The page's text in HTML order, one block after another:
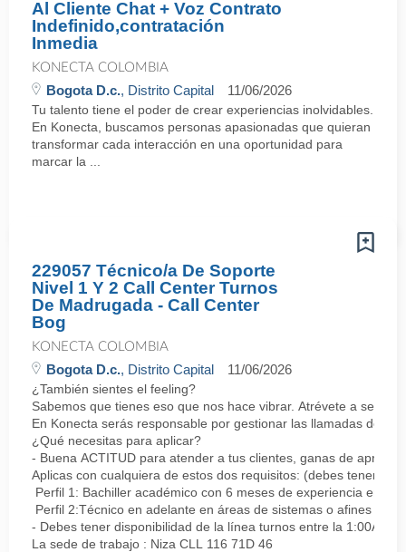
Al Cliente Chat + Voz Contrato
Indefinido,contratación
Inmedia
KONECTA COLOMBIA
Bogota D.c., Distrito Capital 11/06/2026
Tu talento tiene el poder de crear experiencias inolvidables.
En Konecta, buscamos personas apasionadas que quieran
transformar cada interacción en una oportunidad para
marcar la ...
229057 Técnico/a De Soporte
Nivel 1 Y 2 Call Center Turnos
De Madrugada - Call Center
Bog
KONECTA COLOMBIA
Bogota D.c., Distrito Capital 11/06/2026
¿También sientes el feeling?
Sabemos que tienes eso que nos hace vibrar. Atrévete a ser
En Konecta serás responsable por gestionar las llamadas de
¿Qué necesitas para aplicar?
- Buena ACTITUD para atender a tus clientes, ganas de
Aplicas con cualquiera de estos dos requisitos: (debes tener
Perfil 1: Bachiller académico con 6 meses de experiencia en
Perfil 2:Técnico en adelante en áreas de sistemas o afines
- Debes tener disponibilidad de la línea turnos entre la 1:00AM
La sede de trabajo : Niza CLL 116 71D 46